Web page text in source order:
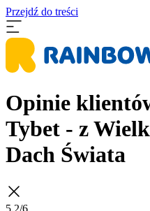
Przejdź do treści
Opinie
Tybet - z
Dach Świata
5.2/6